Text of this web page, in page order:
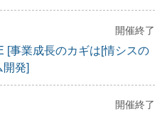
開催終了
[事業成長のカギは[情シスの
開発]
開催終了